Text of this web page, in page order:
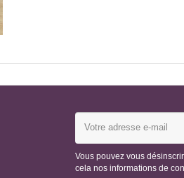
Vous pouvez vous
cela nos informations de